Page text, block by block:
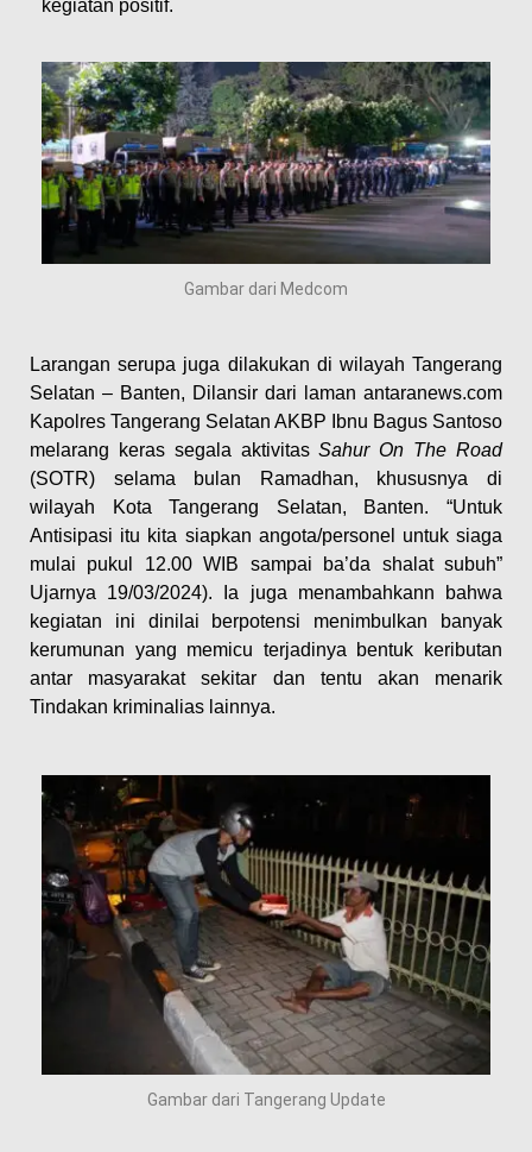
kegiatan positif.
Gambar dari Medcom
Larangan serupa juga dilakukan di wilayah Tangerang
Selatan – Banten, Dilansir dari laman antaranews.com
Kapolres Tangerang Selatan AKBP Ibnu Bagus Santoso
melarang keras segala aktivitasSahur On The Road
(SOTR) selama bulan Ramadhan, khususnya di
wilayah Kota Tangerang Selatan, Banten. “Untuk
Antisipasi itu kita siapkan angota/personel untuk siaga
mulai pukul 12.00 WIB sampai ba’da shalat subuh”
Ujarnya 19/03/2024). Ia juga menambahkann bahwa
kegiatan ini dinilai berpotensi menimbulkan banyak
kerumunan yang memicu terjadinya bentuk keributan
antar masyarakat sekitar dan tentu akan menarik
Tindakan kriminalias lainnya.
Gambar dari Tangerang Update